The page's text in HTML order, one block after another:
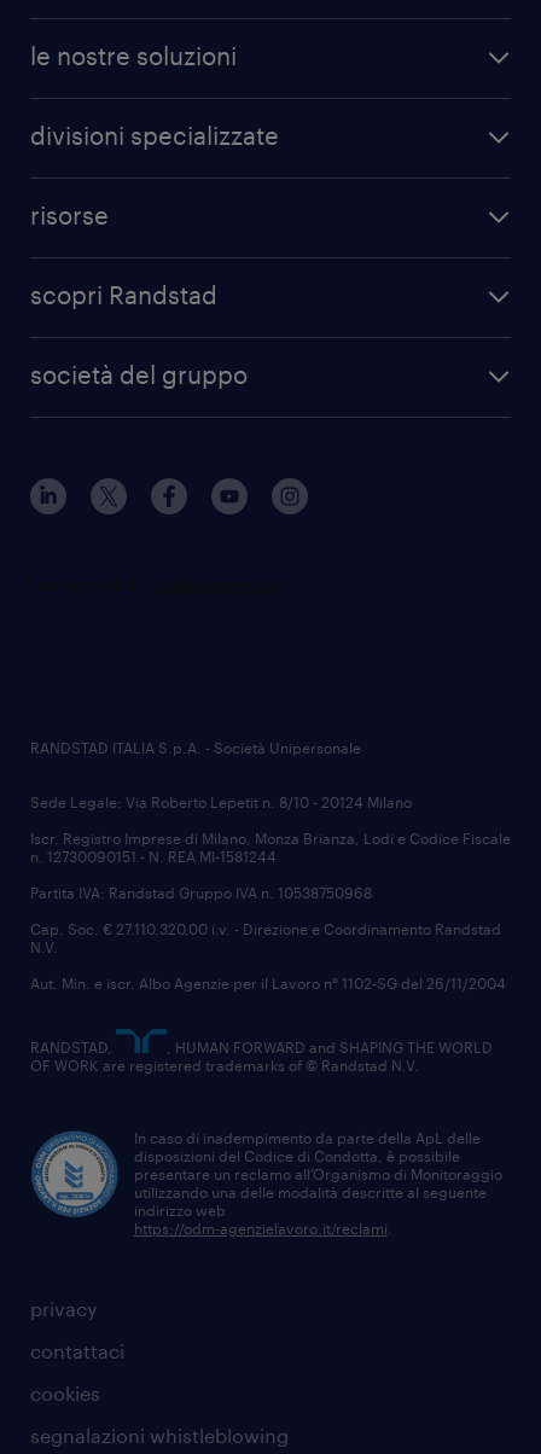
le nostre soluzioni
divisioni specializzate
risorse
scopri Randstad
società del gruppo
privacy
contattaci
cookies
segnalazioni whistleblowing
RANDSTAD ITALIA S.p.A. - Società Unipersonale
Sede Legale: Via Roberto Lepetit n. 8/10 - 20124 Milano
Iscr. Registro Imprese di Milano, Monza Brianza, Lodi e Codice Fiscale
n. 12730090151 - N. REA MI-1581244
Partita IVA: Randstad Gruppo IVA n. 10538750968
Cap. Soc. € 27.110.320,00 i.v. - Direzione e Coordinamento Randstad
N.V.
Aut. Min. e iscr. Albo Agenzie per il Lavoro n° 1102-SG del 26/11/2004
RANDSTAD,
, HUMAN FORWARD and SHAPING THE WORLD
OF WORK are registered trademarks of © Randstad N.V.
In caso di inadempimento da parte della ApL delle
disposizioni del Codice di Condotta, è possibile
presentare un reclamo all’Organismo di Monitoraggio
utilizzando una delle modalità descritte al seguente
indirizzo web
https://odm-agenzielavoro.it/reclami